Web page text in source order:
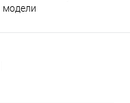
модели